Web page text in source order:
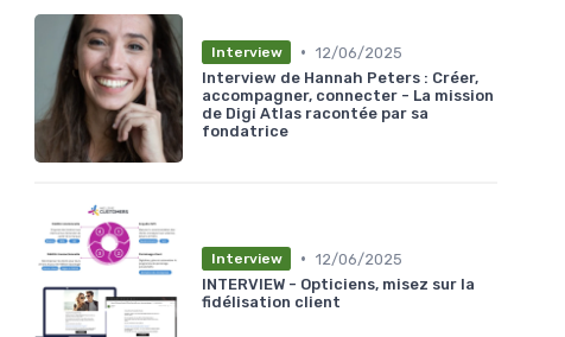
Interview • 12/06/2025
Interview de Hannah Peters : Créer,
accompagner, connecter - La mission
de Digi Atlas racontée par sa
fondatrice
Interview • 12/06/2025
INTERVIEW - Opticiens, misez sur la
fidélisation client